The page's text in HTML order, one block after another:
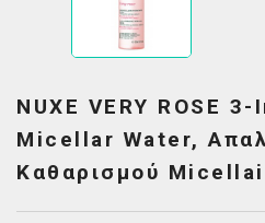
NUXE VERY ROSE
Micellar Water,
Καθαρισμού